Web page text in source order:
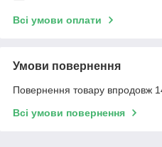
Всі умови оплати
Умови повернення
Повернення товару впродовж
Всі умови повернення